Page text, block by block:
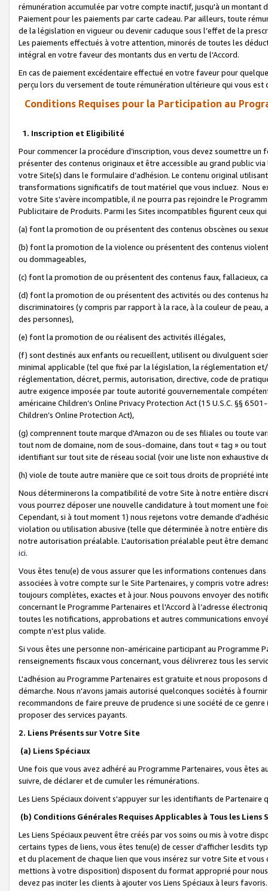
rémunération accumulée par votre compte inactif, jusqu'à un montant
Paiement pour les paiements par carte cadeau. Par ailleurs, toute
de la législation en vigueur ou devenir caduque sous l’effet de la
Les paiements effectués à votre attention, minorés de toutes les
intégral en votre faveur des montants dus en vertu de l'Accord.
En cas de paiement excédentaire effectué en votre faveur pour
perçu lors du versement de toute rémunération ultérieure qui vous est
Conditions Requises pour la Participation au
1. Inscription et Eligibilité
Pour commencer la procédure d’inscription, vous devez soumettre
présenter des contenus originaux et être accessible au grand public
votre Site(s) dans le formulaire d’adhésion. Le contenu original
transformations significatifs de tout matériel que vous incluez. Nous
votre Site s'avère incompatible, il ne pourra pas rejoindre le
Publicitaire de Produits. Parmi les Sites incompatibles figurent ceux
(a) font la promotion de ou présentent des contenus obscènes ou
(b) font la promotion de la violence ou présentent des contenus
ou dommageables,
(c) font la promotion de ou présentent des contenus faux, fallacieux,
(d) font la promotion de ou présentent des activités ou des contenus
discriminatoires (y compris par rapport à la race, à la couleur de
des personnes),
(e) font la promotion de ou réalisent des activités illégales,
(f) sont destinés aux enfants ou recueillent, utilisent ou divulguent
minimal applicable (tel que fixé par la législation, la réglementation
réglementation, décret, permis, autorisation, directive, code de
autre exigence imposée par toute autorité gouvernementale
américaine Children’s Online Privacy Protection Act (15 U.S.C. §§
Children’s Online Protection Act),
(g) comprennent toute marque d'Amazon ou de ses filiales ou toute
tout nom de domaine, nom de sous-domaine, dans tout « tag » ou
identifiant sur tout site de réseau social (voir une liste non exhaustive
(h) viole de toute autre manière que ce soit tous droits de propriété
Nous déterminerons la compatibilité de votre Site à notre entière
vous pourrez déposer une nouvelle candidature à tout moment une
Cependant, si à tout moment 1) nous rejetons votre demande
violation ou utilisation abusive (telle que déterminée à notre entière
notre autorisation préalable. L'autorisation préalable peut être
ici.
Vous êtes tenu(e) de vous assurer que les informations contenues
associées à votre compte sur le Site Partenaires, y compris votre
toujours complètes, exactes et à jour. Nous pouvons envoyer des
concernant le Programme Partenaires et l'Accord à l’adresse
toutes les notifications, approbations et autres communications
compte n’est plus valide.
Si vous êtes une personne non-américaine participant au
renseignements fiscaux vous concernant, vous délivrerez tous les
L'adhésion au Programme Partenaires est gratuite et nous proposons
démarche. Nous n'avons jamais autorisé quelconques sociétés à
recommandons de faire preuve de prudence si une société de ce
proposer des services payants.
2. Liens Présents sur Votre Site
(a) Liens Spéciaux
Une fois que vous avez adhéré au Programme Partenaires, vous êtes
suivre, de déclarer et de cumuler les rémunérations.
Les Liens Spéciaux doivent s'appuyer sur les identifiants de Partenaire
(b) Conditions Générales Requises Applicables à Tous les Liens
Les Liens Spéciaux peuvent être créés par vos soins ou mis à votre
certains types de liens, vous êtes tenu(e) de cesser d'afficher lesdits
et du placement de chaque lien que vous insérez sur votre Site et
mettions à votre disposition) disposent du format approprié pour
devez pas inciter les clients à ajouter vos Liens Spéciaux à leurs